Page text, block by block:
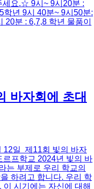
세요.☆ 9시~ 9시20분 :
학년 9시 40분~ 9시50분:
분 : 6,7,8 학년 물품이
바자회에 초대
12일 ​ 제11회 빛의 바자
프학교 2024년 빛의 바
는 부제로 우리 학교의
하려고 합니다. 우리 학
시기에는 자신에 대해